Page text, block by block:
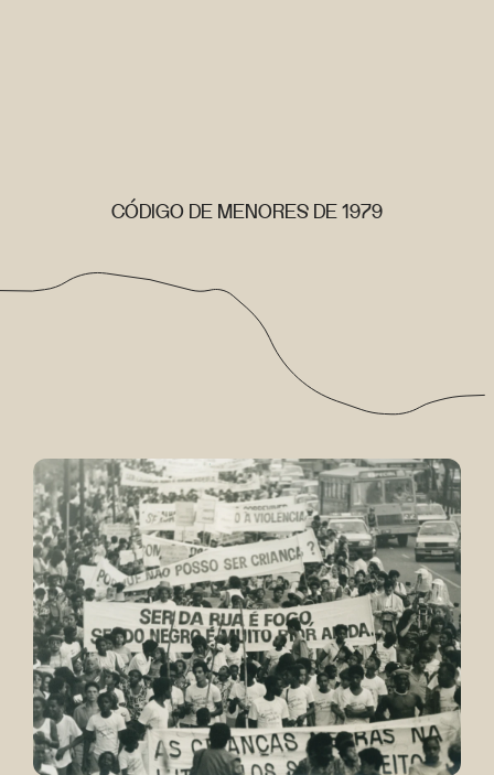
CÓDIGO DE MENORES DE 1979